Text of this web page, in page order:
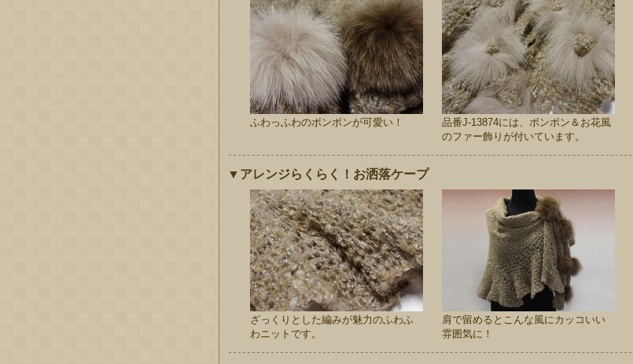
ふわっふわのボンボンが可愛い！
品番J-13874には、ボンボン＆お花風
のファー飾りが付いています。
▼アレンジらくらく！お洒落ケープ
ざっくりとした編みが魅力のふわふ
わニットです。
肩で留めるとこんな風にカッコいい
雰囲気に！